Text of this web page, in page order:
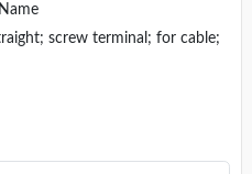
screw terminal; for cable;